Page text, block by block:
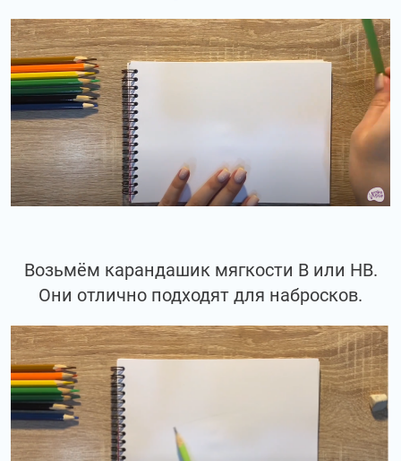
Возьмём карандашик мягкости В или НВ.
Они отлично подходят для набросков.